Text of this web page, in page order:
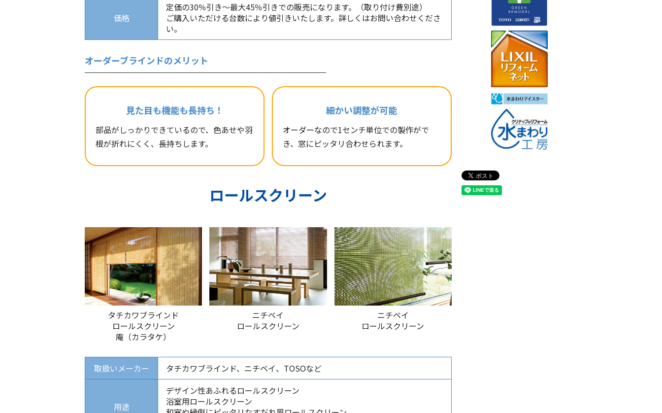
価格
定価の30％引き～最大45％引きでの販売になります。（取り付け費別途）
ご購入いただける台数により値引きいたします。詳しくはお問い合わせくださ
い。
オーダーブラインドのメリット
見た目も機能も長持ち！
部品がしっかりできているので、色あせや羽
根が折れにくく、長持ちします。
細かい調整が可能
オーダーなので1センチ単位での製作がで
き、窓にピッタリ合わせられます。
ロールスクリーン
タチカワブラインド
ロールスクリーン
庵（カラタケ）
ニチベイ
ロールスクリーン
ニチベイ
ロールスクリーン
取扱いメーカー タチカワブラインド、ニチベイ、TOSOなど
用途
デザイン性あふれるロールスクリーン
浴室用ロールスクリーン